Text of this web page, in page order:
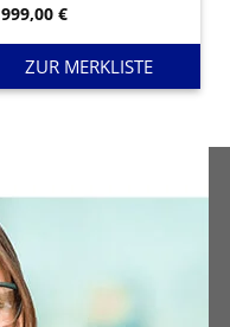
999,00€
ZUR MERKLISTE